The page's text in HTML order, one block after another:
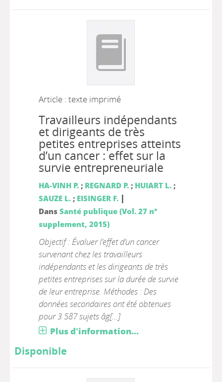
Article : texte imprimé
Travailleurs indépendants
et dirigeants de très
petites entreprises atteints
d’un cancer : effet sur la
survie entrepreneuriale
HA-VINH P.; REGNARD P.; HUIART L.;
SAUZE L.; EISINGER F. |
Dans Santé publique (Vol. 27 n°
supplement, 2015)
Objectif : Évaluer l’effet d’un cancer
survenant chez les travailleurs
indépendants et les dirigeants de très
petites entreprises sur la durée de survie
de leur entreprise. Méthodes : Des
données secondaires ont été obtenues
pour 3 587 sujets âg[...]
Plus d'information...
Disponible